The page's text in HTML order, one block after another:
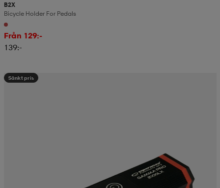
B2X
Bicycle Holder For Pedals
Från 129:-
139:-
Sänkt pris